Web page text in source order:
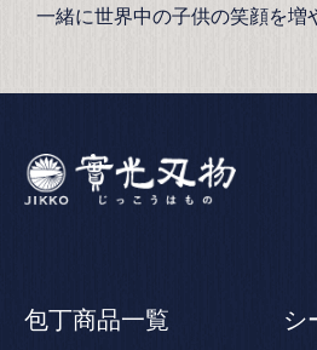
一緒に世界中の子供の笑顔を増
包丁商品一覧 シ